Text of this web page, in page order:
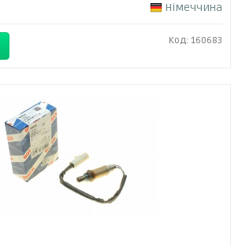
Німеччина
Код: 160683